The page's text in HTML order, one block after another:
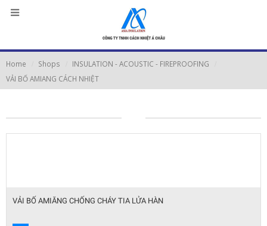
Home Shops
INSULATION - ACOUSTIC - FIREPROOFING
VẢI BỐ AMIANG CÁCH NHIỆT
VẢI BỐ AMIĂNG CHỐNG CHÁY TIA LỬA HÀN